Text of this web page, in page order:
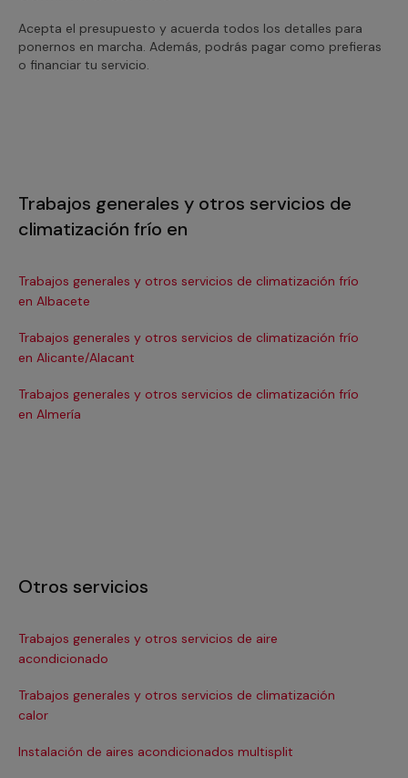
Acepta el presupuesto y acuerda todos los detalles para
ponernos en marcha. Además, podrás pagar como prefieras
o financiar tu servicio.
Trabajos generales y otros servicios de
climatización frío en
Trabajos generales y otros servicios de climatización frío
en Albacete
Trabajos generales y otros servicios de climatización frío
en Alicante/Alacant
Trabajos generales y otros servicios de climatización frío
en Almería
Otros servicios
Trabajos generales y otros servicios de aire
acondicionado
Trabajos generales y otros servicios de climatización
calor
Instalación de aires acondicionados multisplit